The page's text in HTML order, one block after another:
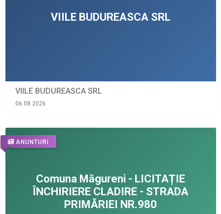
VIILE BUDUREASCA SRL
06.08.2026
ANUNTURI